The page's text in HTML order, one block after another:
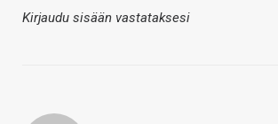
Kirjaudu sisään vastataksesi